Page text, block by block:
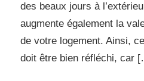
des beaux jours à
augmente également la
de votre logement. Ainsi,
doit être bien réfléchi, car